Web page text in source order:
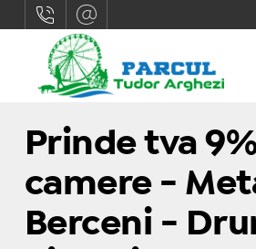
Prinde tva
camere -
Berceni -